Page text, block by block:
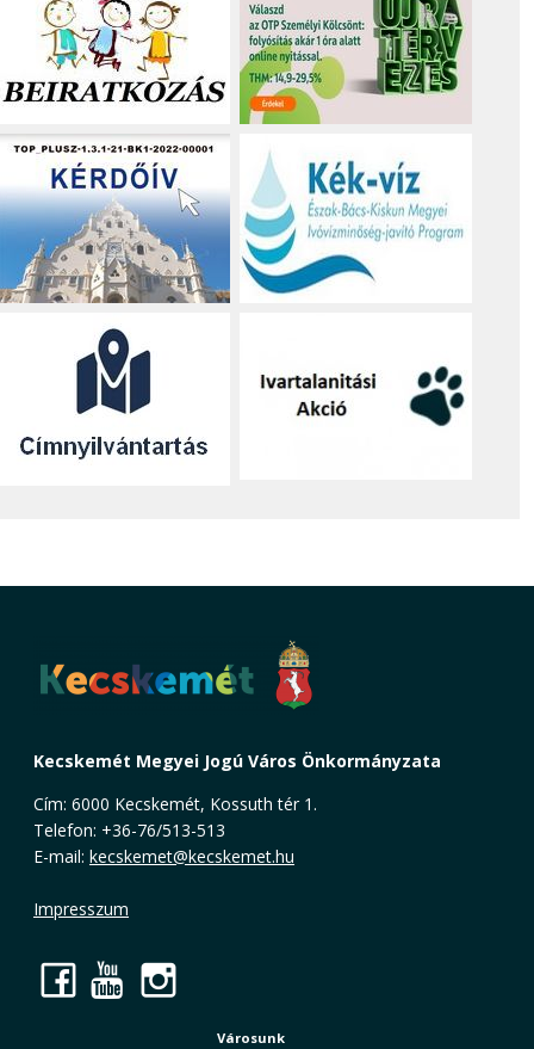
Kecskemét Megyei Jogú Város Önkormányzata
Cím: 6000 Kecskemét, Kossuth tér 1.
Telefon: +36-76/513-513
E-mail: kecskemet@kecskemet.hu
Impresszum
Facebook
YouTube
Városunk